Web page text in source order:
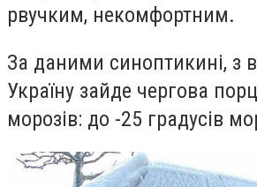
рвучким, некомфортним.
За даними синоптикині, з
Україну зайде чергова
морозів: до -25 градусів